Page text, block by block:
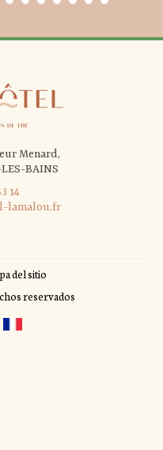
Menard,
BAINS
14
lamalou.fr
del sitio
reservados